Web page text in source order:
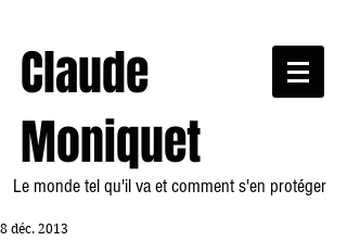
Claude
Moniquet
Le monde tel qu'il va et comment s'en protéger
8 déc. 2013